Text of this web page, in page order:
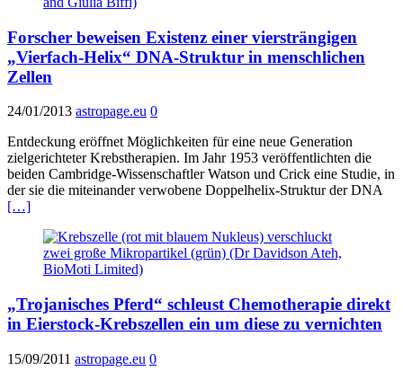
Forscher beweisen Existenz einer viersträngigen
„Vierfach-Helix“ DNA-Struktur in menschlichen
Zellen
24/01/2013 astropage.eu 0
Entdeckung eröffnet Möglichkeiten für eine neue Generation
zielgerichteter Krebstherapien. Im Jahr 1953 veröffentlichten die
beiden Cambridge-Wissenschaftler Watson und Crick eine Studie, in
der sie die miteinander verwobene Doppelhelix-Struktur der DNA
[…]
„Trojanisches Pferd“ schleust Chemotherapie direkt
in Eierstock-Krebszellen ein um diese zu vernichten
15/09/2011 astropage.eu 0